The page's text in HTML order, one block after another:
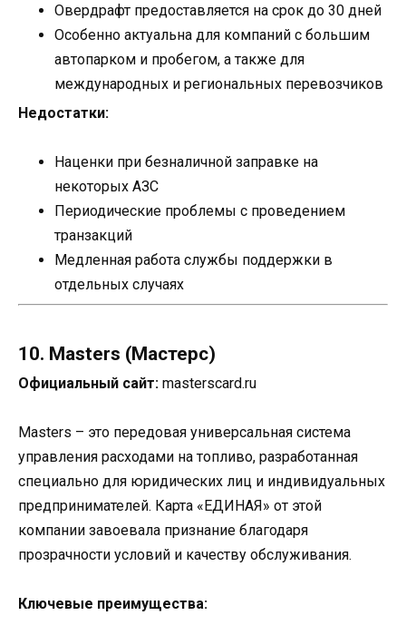
Овердрафт предоставляется на срок до 30 дней
Особенно актуальна для компаний с большим
автопарком и пробегом, а также для
международных и региональных перевозчиков
Недостатки:
Наценки при безналичной заправке на
некоторых АЗС
Периодические проблемы с проведением
транзакций
Медленная работа службы поддержки в
отдельных случаях
10. Masters (Мастерс)
Официальный сайт: masterscard.ru
Masters – это передовая универсальная система
управления расходами на топливо, разработанная
специально для юридических лиц и индивидуальных
предпринимателей. Карта «ЕДИНАЯ» от этой
компании завоевала признание благодаря
прозрачности условий и качеству обслуживания.
Ключевые преимущества: